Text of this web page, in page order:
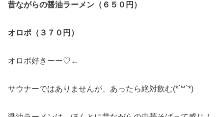
昔ながらの醤油ラーメン（６５０円）
オロポ（３７０円）
オロポ好きーー♡←
サウナーではありませんが、あったら絶対飲む(*´꒳`*)